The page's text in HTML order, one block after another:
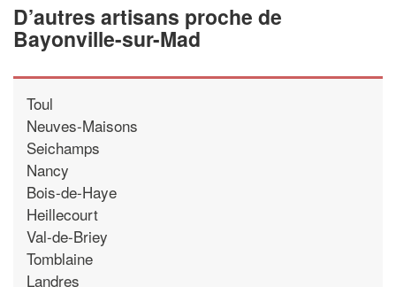
D’autres artisans proche de
Bayonville-sur-Mad
Toul
Neuves-Maisons
Seichamps
Nancy
Bois-de-Haye
Heillecourt
Val-de-Briey
Tomblaine
Landres